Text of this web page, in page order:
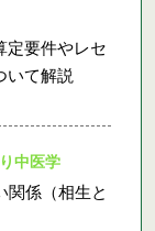
定要件やレセ
いて解説
中医学
係（相生と